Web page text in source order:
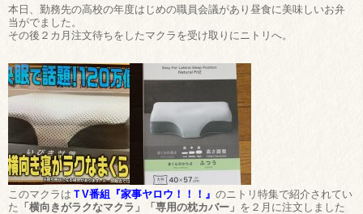
本日、勤務先の高校の年度はじめの職員会議があり昼食に美味しいお弁
当がでました。
その後２カ月注文待ちをしたマクラを受け取りにニトリへ。
このマクラは ＴV番組『家事ヤロウ！！！』 のニトリ特集で紹介されてい
た 「横向きがラクなマクラ」「専用の枕カバー」 を２月に注文しました